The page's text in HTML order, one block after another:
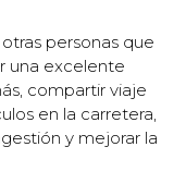
personas que
una excelente
compartir viaje
en la carretera,
y mejorar la